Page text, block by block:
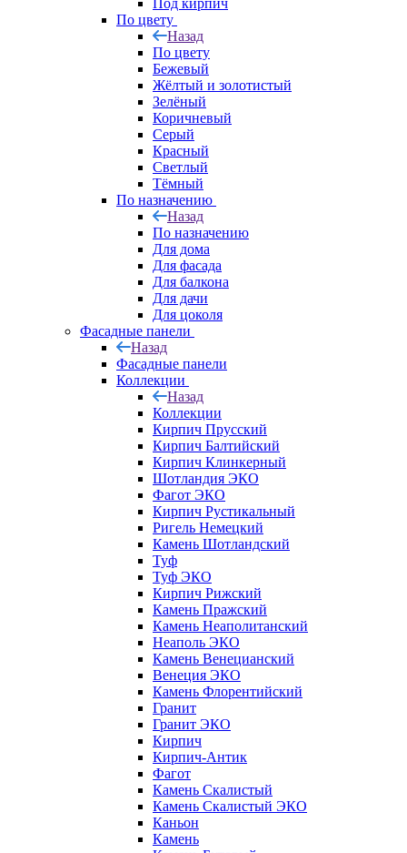
Под кирпич
По цвету
Назад
По цвету
Бежевый
Жёлтый и золотистый
Зелёный
Коричневый
Серый
Красный
Светлый
Тёмный
По назначению
Назад
По назначению
Для дома
Для фасада
Для балкона
Для дачи
Для цоколя
Фасадные панели
Назад
Фасадные панели
Коллекции
Назад
Коллекции
Кирпич Прусский
Кирпич Балтийский
Кирпич Клинкерный
Шотландия ЭКО
Фагот ЭКО
Кирпич Рустикальный
Ригель Немецкий
Камень Шотландский
Туф
Туф ЭКО
Кирпич Рижский
Камень Пражский
Камень Неаполитанский
Неаполь ЭКО
Камень Венецианский
Венеция ЭКО
Камень Флорентийский
Гранит
Гранит ЭКО
Кирпич
Кирпич-Антик
Фагот
Камень Скалистый
Камень Скалистый ЭКО
Каньон
Камень